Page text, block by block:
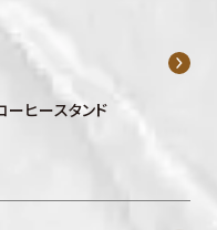
ーヒースタンド